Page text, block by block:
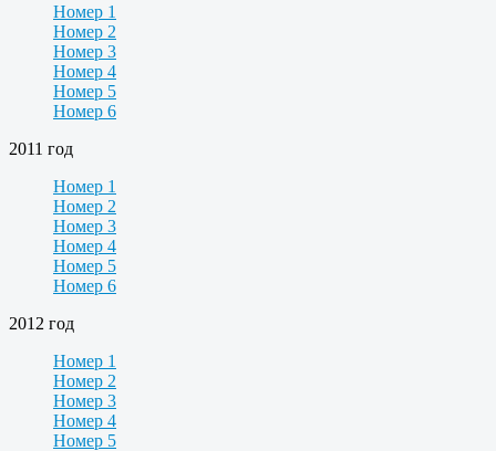
Номер 1
Номер 2
Номер 3
Номер 4
Номер 5
Номер 6
2011 год
Номер 1
Номер 2
Номер 3
Номер 4
Номер 5
Номер 6
2012 год
Номер 1
Номер 2
Номер 3
Номер 4
Номер 5